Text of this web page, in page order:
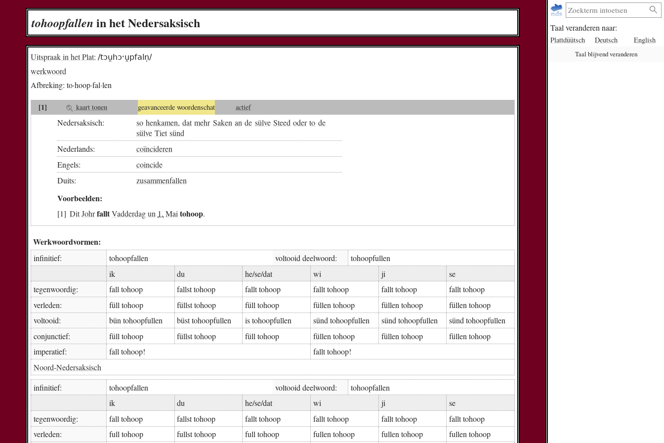
Taal veranderen naar:
Plattdüütsch Deutsch English
Taal blijvend veranderen
to­hoop­fal­len in het Nedersaksisch
Uitspraak in het Plat: /tɔu̯hɔˑu̯pfaln̩/
werkwoord
Afbreking: to·hoop·fal·len
[1] kaart tonen geavanceerde woordenschat actief
Nedersaksisch: so henkamen,dat mehr Saken an de sülve Steed oder to de
sülve Tiet sünd
Nederlands:
coïncideren
Engels:
coincide
Duits:
zusammenfallen
Voorbeelden:
DitJohrfalltVadderdagun 1. Mai tohoop.
Werkwoordvormen:
infinitief: to­hoop­fal­len voltooid deelwoord:
to­hoop­ful­len
ik
du he/se/dat wi ji
se
tegenwoordig:
fall tohoop fall­st tohoop fall­t tohoop fall­t tohoop fall­t tohoop
fall­t tohoop
verleden:
füll tohoop füll­st tohoop füll tohoop fül­len tohoop fül­len tohoop
fül­len tohoop
voltooid:
bün to­hoop­ful­len büst to­hoop­ful­len is to­hoop­ful­len sünd to­hoop­ful­len sünd to­hoop­ful­len
sünd to­hoop­ful­len
conjunctief:
füll tohoop füll­st tohoop füll tohoop fül­len tohoop fül­len tohoop
fül­len tohoop
imperatief:
fall tohoop!
fall­t tohoop!
Noord-Nedersaksisch
infinitief:
to­hoop­fal­len voltooid deelwoord:
to­hoop­fal­len
ik
du he/se/dat wi ji
se
tegenwoordig:
fall tohoop fall­st tohoop fall­t tohoop fall­t tohoop fall­t tohoop
fall­t tohoop
verleden:
full tohoop full­st tohoop full tohoop ful­len tohoop ful­len tohoop ful­len tohoop